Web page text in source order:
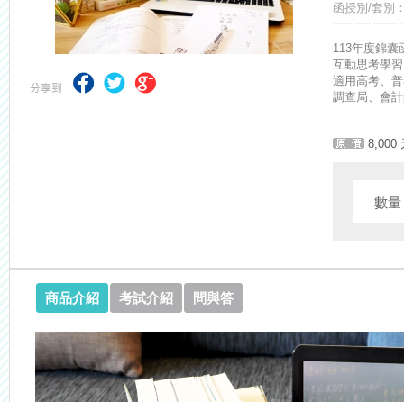
【考試院】國考證書數位化，112年起全面實施！點我看詳情>>>
函授別/套別
113年度錦囊
互動思考學
適用高考、
調查局、會
8,000
數
商品介紹 考試介紹 問與答